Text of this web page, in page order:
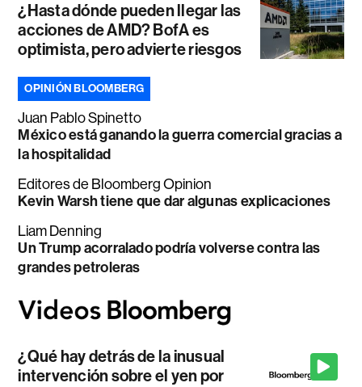
¿Hasta dónde pueden llegar las
acciones de AMD? BofA es
optimista, pero advierte riesgos
OPINIÓN BLOOMBERG
Juan Pablo Spinetto
México está ganando la guerra comercial gracias a
la hospitalidad
Editores de Bloomberg Opinion
Kevin Warsh tiene que dar algunas explicaciones
Liam Denning
Un Trump acorralado podría volverse contra las
grandes petroleras
¿Qué hay detrás de la inusual
intervención sobre el yen por